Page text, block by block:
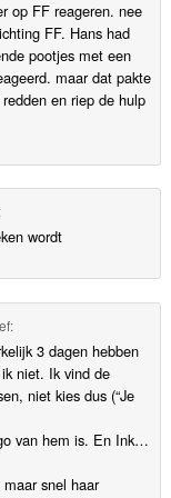
op FF reageren. nee
FF. Hans had
pootjes met een
maar dat pakte
en riep de hulp
wordt
3 dagen hebben
niet. Ik vind de
niet kies dus (“Je
van hem is. En Ink…
snel haar